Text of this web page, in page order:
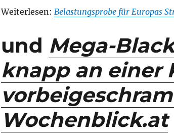
Weiterlesen: Belastungsprobe für Europas
und Mega-
knapp an einer
Wochenblick.at